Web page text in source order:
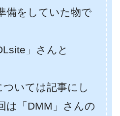
備をしていた物で
」さんと
いては記事にし
は「DMM」さんの